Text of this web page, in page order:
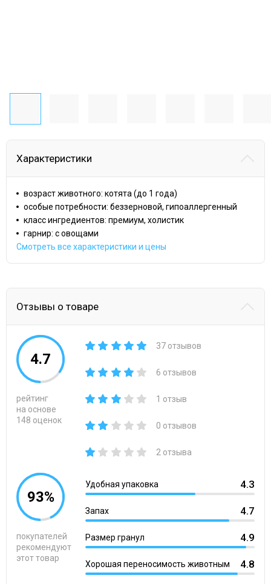
Характеристики
возраст животного: котята (до 1 года)
особые потребности: беззерновой, гипоаллергенный
класс ингредиентов: премиум, холистик
гарнир: с овощами
Смотреть все характеристики и цены
Отзывы о товаре
4.7
рейтинг
на основе
148 оценок
37 отзывов
6 отзывов
1 отзыв
0 отзывов
2 отзыва
93%
покупателей
рекомендуют
этот товар
Удобная упаковка 4.3
Запах 4.7
Размер гранул 4.9
Хорошая переносимость животным 4.8